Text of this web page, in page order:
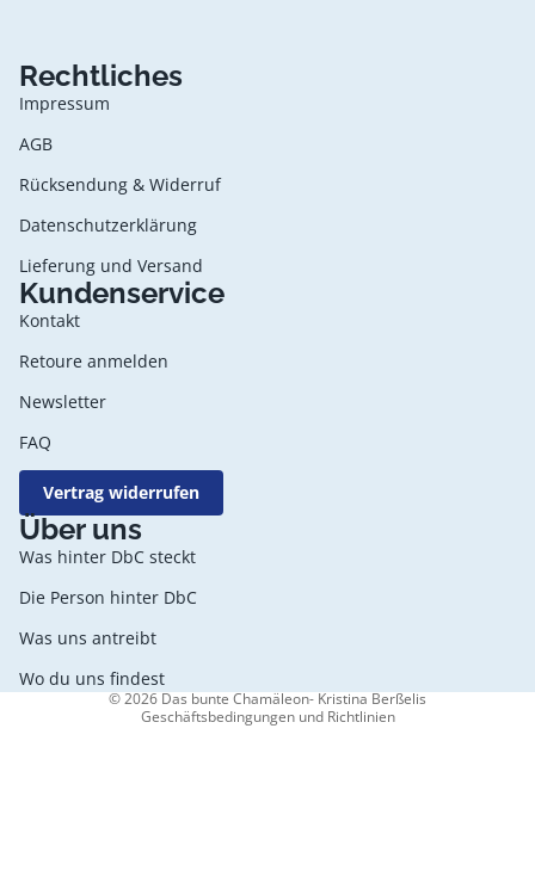
Rechtliches
Impressum
AGB
Rücksendung & Widerruf
Datenschutzerklärung
Lieferung und Versand
Kundenservice
Kontakt
Retoure anmelden
Newsletter
FAQ
Vertrag widerrufen
Über uns
Was hinter DbC steckt
Die Person hinter DbC
Was uns antreibt
Wo du uns findest
© 2026Das bunte Chamäleon- Kristina Berßelis
Geschäftsbedingungen und Richtlinien
Datenschutzerklärung
AGB
Kontaktinformationen
Impressum
Versand